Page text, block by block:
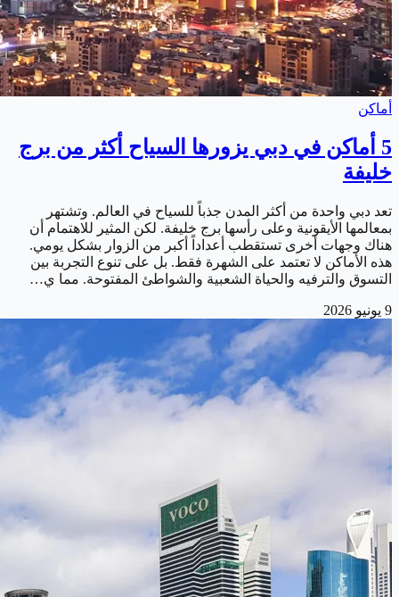
أماكن
5 أماكن في دبي يزورها السياح أكثر من برج
خليفة
تعد دبي واحدة من أكثر المدن جذباً للسياح في العالم. وتشتهر
بمعالمها الأيقونية وعلى رأسها برج خليفة. لكن المثير للاهتمام أن
هناك وجهات أخرى تستقطب أعداداً أكبر من الزوار بشكل يومي.
هذه الأماكن لا تعتمد على الشهرة فقط. بل على تنوع التجربة بين
التسوق والترفيه والحياة الشعبية والشواطئ المفتوحة. مما ي…
9 يونيو 2026